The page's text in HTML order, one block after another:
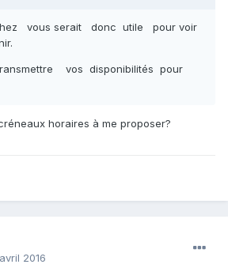
vous serait donc utile pour voir
vos disponibilités pour
horaires à me proposer?
2016